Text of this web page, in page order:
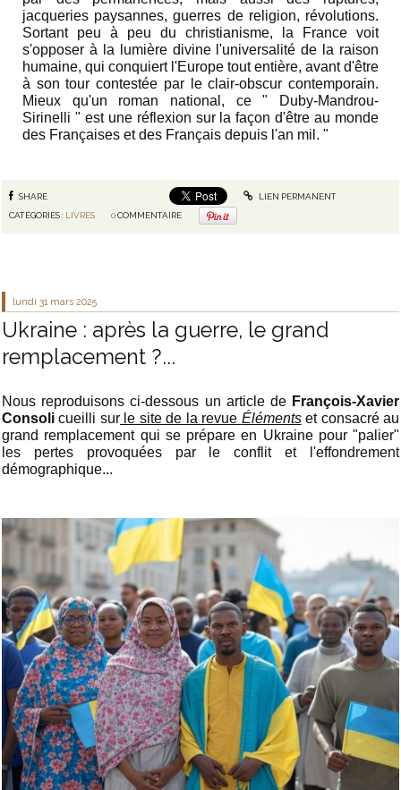
jacqueries paysannes, guerres de religion, révolutions.
Sortant peu à peu du christianisme, la France voit
s'opposer à la lumière divine l'universalité de la raison
humaine, qui conquiert l'Europe tout entière, avant d'être
à son tour contestée par le clair-obscur contemporain.
Mieux qu'un roman national, ce " Duby-Mandrou-
Sirinelli " est une réflexion sur la façon d'être au monde
des Françaises et des Français depuis l'an mil. "
SHARE
LIEN PERMANENT
CATÉGORIES : LIVRES 0 COMMENTAIRE
lundi 31 mars 2025
Ukraine : après la guerre, le grand
remplacement ?...
Nous reproduisons ci-dessous un article de François-Xavier
Consoli cueilli surle site de la revue Élémentset consacré au
grand remplacement qui se prépare en Ukraine pour "palier"
les pertes provoquées par le conflit et l'effondrement
démographique...